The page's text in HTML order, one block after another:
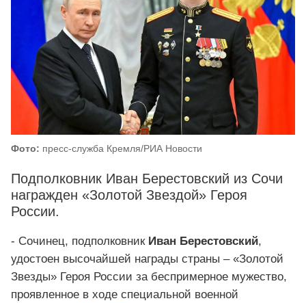
Фото: пресс-служба Кремля/РИА Новости
Подполковник Иван Берестовский из Сочи
награжден «Золотой Звездой» Героя
России.
- Сочинец, подполковникИван Берестовский,
удостоен высочайшей награды страны – «Золотой
Звезды» Героя России за беспримерное мужество,
проявленное в ходе специальной военной